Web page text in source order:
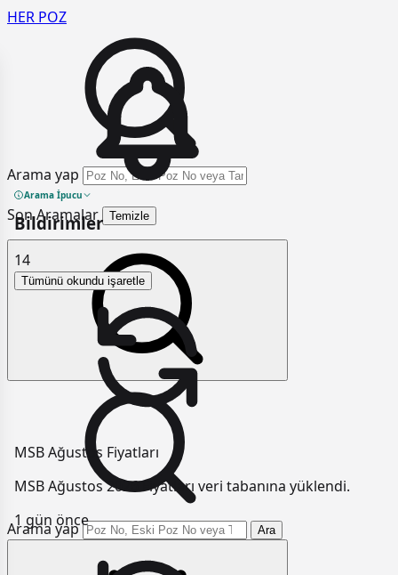
HER POZ
Arama yap
Arama İpucu
Son Aramalar Temizle
Arama yap Ara
Bildirimler
14
Tümünü okundu işaretle
MSB Ağustos Fiyatları
MSB Ağustos 2026 Fiyatları veri tabanına yüklendi.
1 gün önce